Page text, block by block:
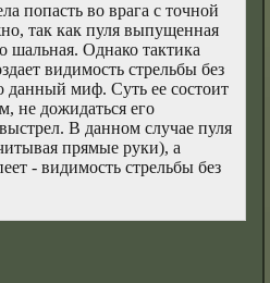
попасть во врага с точной
так как пуля выпущенная
шальная. Однако тактика
видимость стрельбы без
данный миф. Суть ее состоит
не дожидаться его
В данном случае пуля
прямые руки), а
- видимость стрельбы без